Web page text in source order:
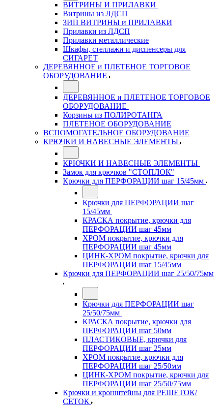
ВИТРИНЫ И ПРИЛАВКИ
Витрины из ЛДСП
ЗИП ВИТРИНЫ и ПРИЛАВКИ
Прилавки из ЛДСП
Прилавки металлические
Шкафы, стеллажи и диспенсеры для
СИГАРЕТ
ДЕРЕВЯННОЕ и ПЛЕТЕНОЕ ТОРГОВОЕ
ОБОРУДОВАНИЕ
ДЕРЕВЯННОЕ и ПЛЕТЕНОЕ ТОРГОВОЕ
ОБОРУДОВАНИЕ
Корзины из ПОЛИРОТАНГА
ПЛЕТЕНОЕ ОБОРУДОВАНИЕ
ВСПОМОГАТЕЛЬНОЕ ОБОРУДОВАНИЕ
КРЮЧКИ И НАВЕСНЫЕ ЭЛЕМЕНТЫ
КРЮЧКИ И НАВЕСНЫЕ ЭЛЕМЕНТЫ
Замок для крючков "СТОПЛОК"
Крючки для ПЕРФОРАЦИИ шаг 15/45мм
Крючки для ПЕРФОРАЦИИ шаг
15/45мм
КРАСКА покрытие, крючки для
ПЕРФОРАЦИИ шаг 45мм
ХРОМ покрытие, крючки для
ПЕРФОРАЦИИ шаг 45мм
ЦИНК-ХРОМ покрытие, крючки для
ПЕРФОРАЦИИ шаг 15/45мм
Крючки для ПЕРФОРАЦИИ шаг 25/50/75мм
Крючки для ПЕРФОРАЦИИ шаг
25/50/75мм
КРАСКА покрытие, крючки для
ПЕРФОРАЦИИ шаг 50мм
ПЛАСТИКОВЫЕ, крючки для
ПЕРФОРАЦИИ шаг 25мм
ХРОМ покрытие, крючки для
ПЕРФОРАЦИИ шаг 25/50мм
ЦИНК-ХРОМ покрытие, крючки для
ПЕРФОРАЦИИ шаг 25/50/75мм
Крючки и кронштейны для РЕШЕТОК/
СЕТОК